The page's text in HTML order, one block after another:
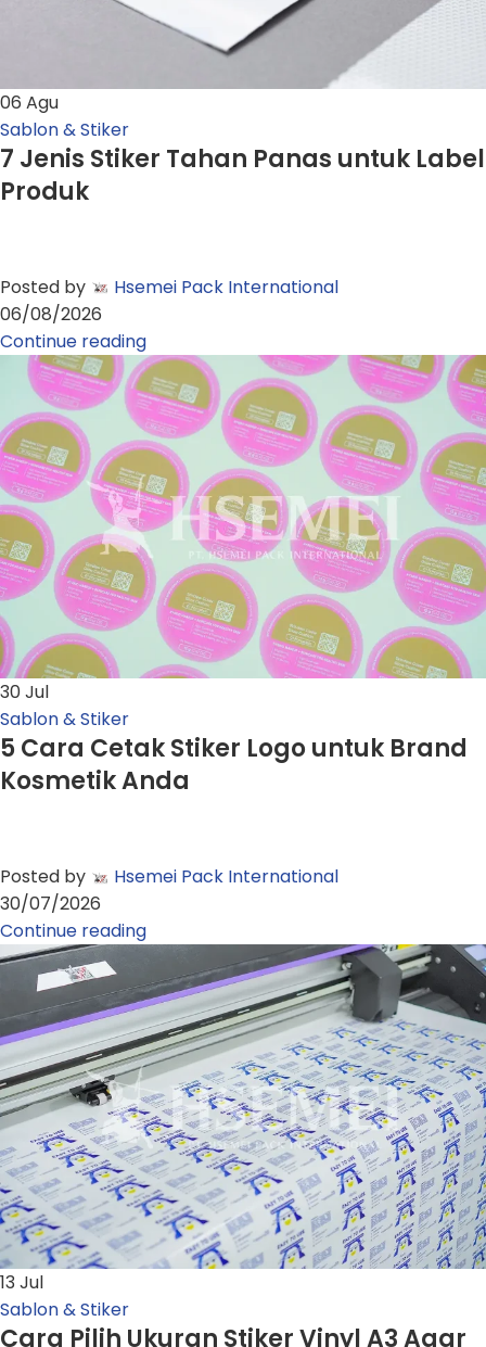
06 Agu
Sablon & Stiker
7 Jenis Stiker Tahan Panas untuk Label
Produk
Posted by
Hsemei Pack International
06/08/2026
Continue reading
30Jul
Sablon & Stiker
5 Cara Cetak Stiker Logo untuk Brand
Kosmetik Anda
Posted by
Hsemei Pack International
30/07/2026
Continue reading
13 Jul
Sablon & Stiker
Cara Pilih Ukuran Stiker Vinyl A3 Agar